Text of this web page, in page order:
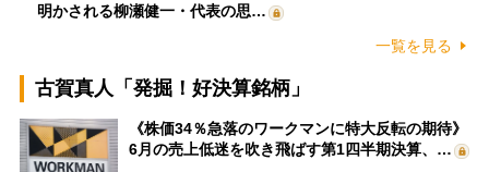
明かされる柳瀬健一・代表の思…
一覧を見る
古賀真人「発掘！好決算銘柄」
《株価34％急落のワークマンに特大反転の期待》
6月の売上低迷を吹き飛ばす第1四半期決算、…